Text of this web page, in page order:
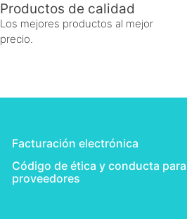
Productos de calidad
Los mejores productos al mejor
precio.
Facturación electrónica
Código de ética y conducta para
proveedores